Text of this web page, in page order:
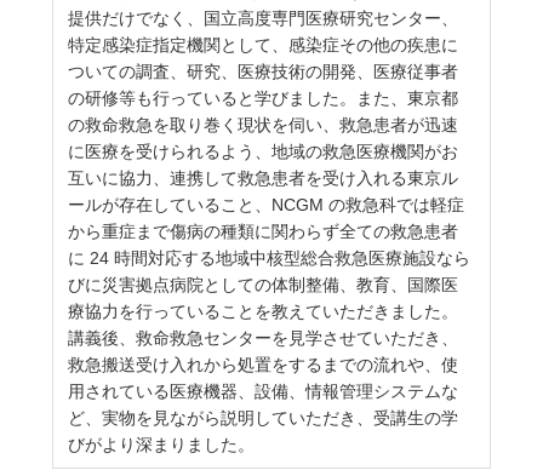
提供だけでなく、国立高度専門医療研究センター、
特定感染症指定機関として、感染症その他の疾患に
ついての調査、研究、医療技術の開発、医療従事者
の研修等も行っていると学びました。また、東京都
の救命救急を取り巻く現状を伺い、救急患者が迅速
に医療を受けられるよう、地域の救急医療機関がお
互いに協力、連携して救急患者を受け入れる東京ル
ールが存在していること、NCGM の救急科では軽症
から重症まで傷病の種類に関わらず全ての救急患者
に 24 時間対応する地域中核型総合救急医療施設なら
びに災害拠点病院としての体制整備、教育、国際医
療協力を行っていることを教えていただきました。
講義後、救命救急センターを見学させていただき、
救急搬送受け入れから処置をするまでの流れや、使
用されている医療機器、設備、情報管理システムな
ど、実物を見ながら説明していただき、受講生の学
びがより深まりました。